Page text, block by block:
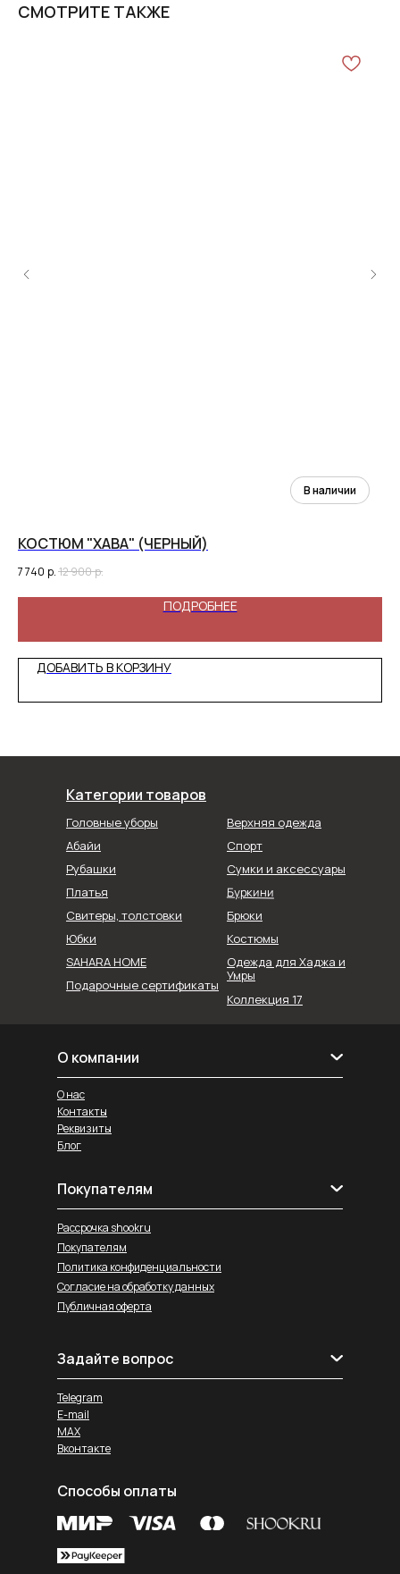
СМОТРИТЕ ТАКЖЕ
КОСТЮМ "ХАВА" (ЧЕРНЫЙ)
7 740 р. 12 900р.
ПОДРОБНЕЕ
ДОБАВИТЬ В КОРЗИНУ
Категории товаров
Головные уборы
Абайи
Рубашки
Коллекция 17
Спорт
Верхняя одежда
Сумки и аксессуары
Юбки
Брюки
SAHARA HOME
Платья
Свитеры, толстовки
Буркини
Костюмы
Подарочные сертификаты
Одежда для Хаджа и
Умры
О компании
Реквизиты
Блог
О нас
Контакты
Покупателям
Рассрочка shookru
Покупателям
Политика конфиденциальности
Согласие на обработку данных
Публичная оферта
Задайте вопрос
Telegram
E-mail
MAX
Вконтакте
Способы оплаты